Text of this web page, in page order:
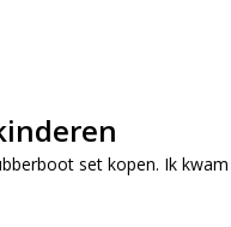
set kopen. Ik